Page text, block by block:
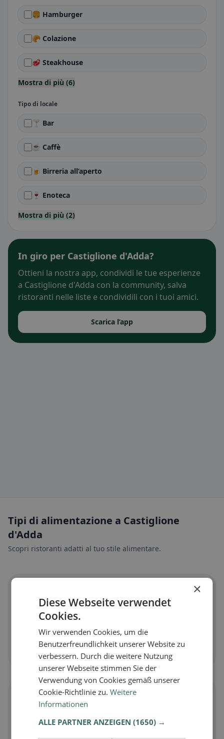
🍔 Hamburger
🥐 Colazione
🥩 Steakhouse
Mostra di più (6)
Tipo di locale
🍸 Bar
☕ Caffè
🍺 Birreria all’aperto
🍷 Enoteca
Mostra di più (2)
In giro per Castiglione d'Adda?
Ottieni la nostra app, condividi le tue esperienze
a Castiglione d'Adda con la community, salva
ristoranti nelle liste e condividili con i tuoi amici.
Scarica l’app
Tipi di alimentazione a Castiglione
d'Adda
Scopri ristoranti adatti al tuo stile alimentare.
Veganoin Castiglione d'Adda
Piatti vegetali e cucina vegana
Scopri ora →
Vegetarianoin Castiglione d'Adda
Piatti senza carne e classici vegetariani
×
Diese Webseite verwendet
Cookies.
Wir verwenden Cookies, um die
Benutzerfreundlichkeit unserer Website zu
verbessern. Durch die weitere Nutzung
unserer Webseite stimmen Sie der
Verwendung von Cookies gemäß unserer
Cookie-Richtlinie zu.Weitere
Informationen
ALLE PARTNER ANZEIGEN(1650) →